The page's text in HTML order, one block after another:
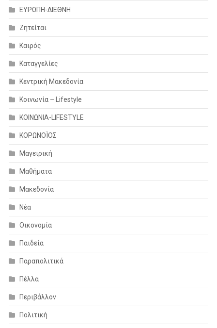
ΕΥΡΩΠΗ-ΔΙΕΘΝΗ
Ζητείται
Καιρός
Καταγγελίες
Κεντρική Μακεδονία
Κοινωνία – Lifestyle
ΚΟΙΝΩΝΙΑ-LIFESTYLE
ΚΟΡΩΝΟΪΟΣ
Μαγειρική
Μαθήματα
Μακεδονία
Νέα
Οικονομία
Παιδεία
Παραπολιτικά
Πέλλα
Περιβάλλον
Πολιτική